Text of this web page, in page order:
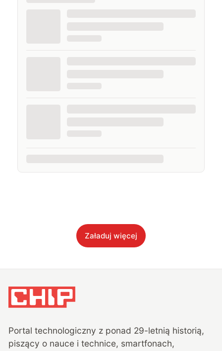
Załaduj więcej
Portal technologiczny z ponad 29-letnią historią,
piszący o nauce i technice, smartfonach,